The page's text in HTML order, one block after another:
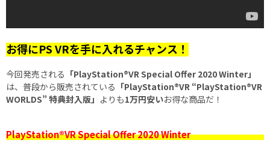
お得にPS VRを手に入れるチャンス！
今回発売される 「PlayStation®VR Special Offer 2020 Winter」
は、普段から販売されている 「PlayStation®VR “PlayStation®VR
WORLDS” 特典封入版」 よりも1万円安いお得な商品だ！
PlayStation®VR Special Offer 2020 Winter